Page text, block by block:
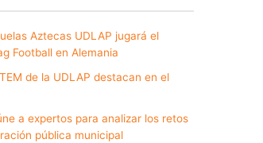
Aztecas UDLAP jugará el
Football en Alemania
de la UDLAP destacan en el
a expertos para analizar los retos
pública municipal